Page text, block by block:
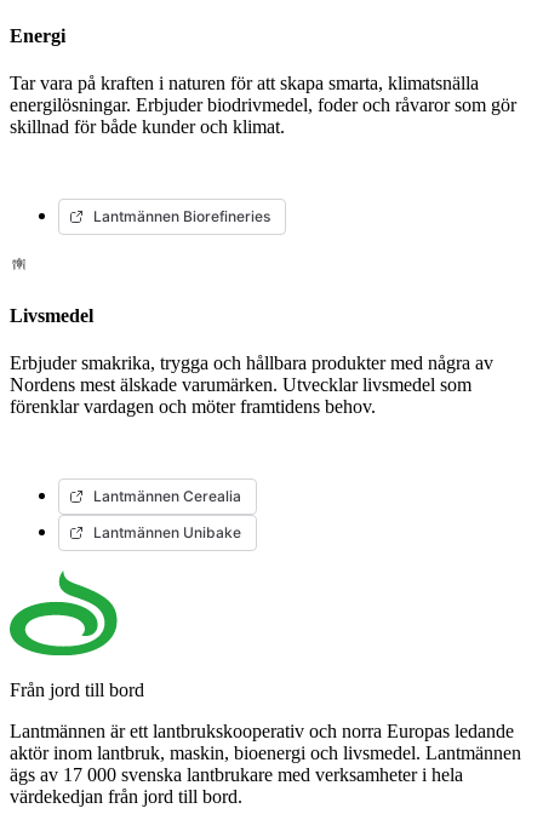
Energi
Tar vara på kraften i naturen för att skapa smarta, klimatsnälla
energilösningar. Erbjuder biodrivmedel, foder och råvaror som gör
skillnad för både kunder och klimat.
Lantmännen Biorefineries
Livsmedel
Erbjuder smakrika, trygga och hållbara produkter med några av
Nordens mest älskade varumärken. Utvecklar livsmedel som
förenklar vardagen och möter framtidens behov.
Lantmännen Cerealia
Lantmännen Unibake
Från jord till bord
Lantmännen är ett lantbrukskooperativ och norra Europas ledande
aktör inom lantbruk, maskin, bioenergi och livsmedel. Lantmännen
ägs av 17 000 svenska lantbrukare med verksamheter i hela
värdekedjan från jord till bord.